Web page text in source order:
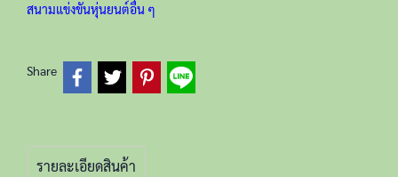
สนามแข่งขันหุ่นยนต์อื่น ๆ
Share
รายละเอียดสินค้า